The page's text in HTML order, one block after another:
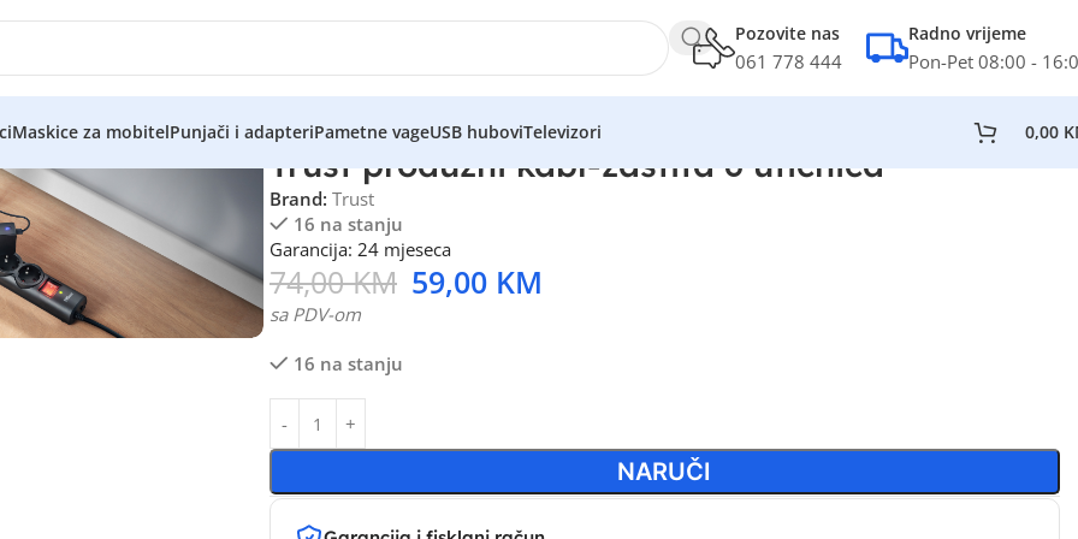
Pozovite nas
061 778 444
Radno vrijeme
Pon-Pet 08:00 -
Maskice za mobitelPunjači i adapteriPametne vageUSB huboviTelevizori 0,00
Trust produžni kabl-zaštita 6 utičnica
Brand: Trust
16 na stanju
Garancija: 24 mjeseca
74,00KM 59,00 KM
sa PDV-om
16 na stanju
NARUČI